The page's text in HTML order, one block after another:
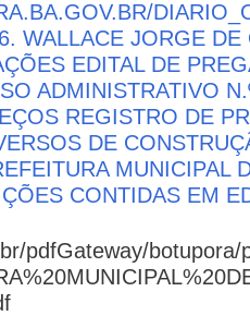
WALLACE JORGE
EDITAL DE
ADMINISTRATIVO
REGISTRO DE
DE
MUNICIPAL
CONTIDAS EM
pdfGateway/botupora/